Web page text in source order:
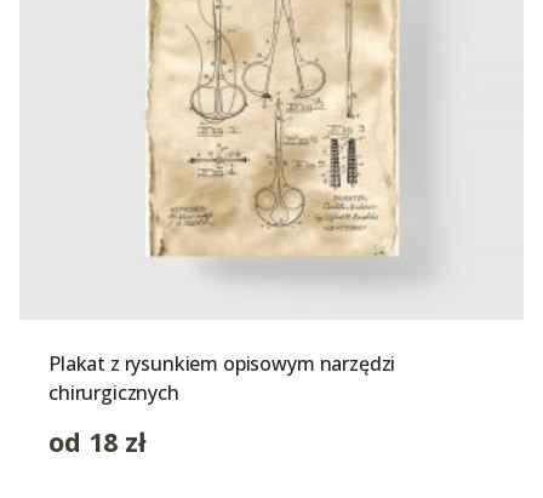
Plakat z rysunkiem opisowym narzędzi
chirurgicznych
od 18 zł